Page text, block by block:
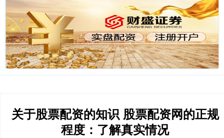
关于股票配资的知识 股票配资网的正规
程度：了解真实情况